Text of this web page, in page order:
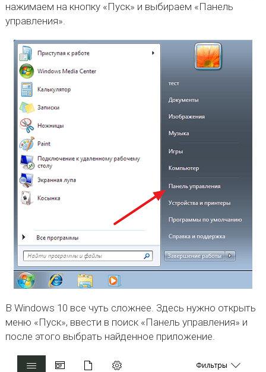
нажимаем на кнопку «Пуск» и выбираем «Панель
управления».
В Windows 10 все чуть сложнее. Здесь нужно открыть
меню «Пуск», ввести в поиск «Панель управления» и
после этого выбрать найденное приложение.